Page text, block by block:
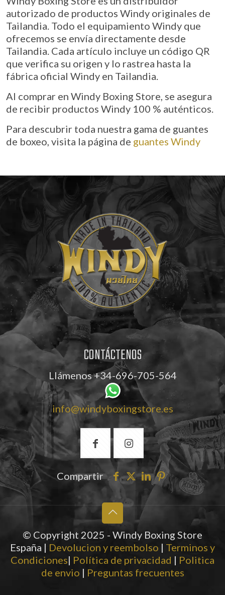
autorizado de productos Windy originales de
Tailandia. Todo el equipamiento Windy que
ofrecemos se envía directamente desde
Tailandia. Cada artículo incluye un código QR
que verifica su origen y lo rastrea hasta la
fábrica oficial Windy en Tailandia.
Al comprar en Windy Boxing Store, se asegura
de recibir productos Windy 100 % auténticos.
Para descubrir toda nuestra gama de guantes
de boxeo, visita la página de guantes Windy
CONTÁCTENOS
Llámenos+34-696-705-564
info@windyboxingstore.es
Compartir
© Copyright 2025 - Windy Boxing Store
España | Devolucion y reembolso | Terminos y
Condiciones| Política de privacidad | Politica
de envio | Preguntas frecuentes